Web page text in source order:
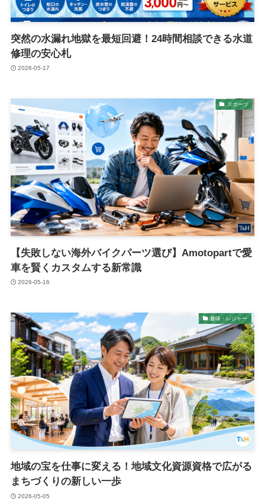
突然の水漏れ地獄を最短回避！24時間相談できる水道
修理の安心札
2026-05-17
スポーツ
【失敗しない海外バイクパーツ選び】Amotopartで愛
車を賢くカスタムする新常識
2026-05-16
趣味・レジャー
地域の宝を仕事に変える！地域文化資源資格で広がる
まちづくりの新しい一歩
2026-05-05